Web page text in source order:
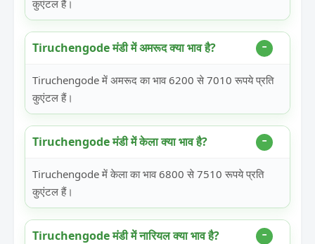
कुएंटल हैं।
Tiruchengode मंडी में अमरूद क्या भाव है?
Tiruchengode में अमरूद का भाव 6200 से 7010 रूपये प्रति
कुएंटल हैं।
Tiruchengode मंडी में केला क्या भाव है?
Tiruchengode में केला का भाव 6800 से 7510 रूपये प्रति
कुएंटल हैं।
Tiruchengode मंडी में नारियल क्या भाव है?